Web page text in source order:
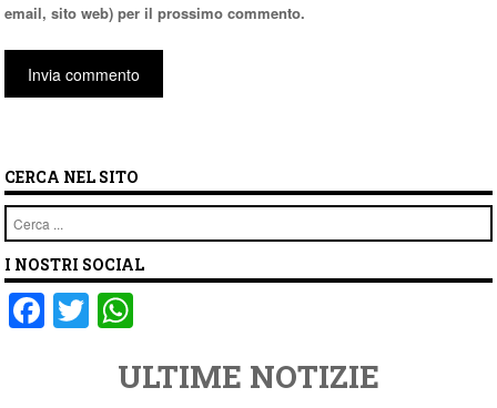
email, sito web) per il prossimo commento.
CERCA NEL SITO
Cerca
I NOSTRI SOCIAL
F T
at
ULTIME NOTIZIE